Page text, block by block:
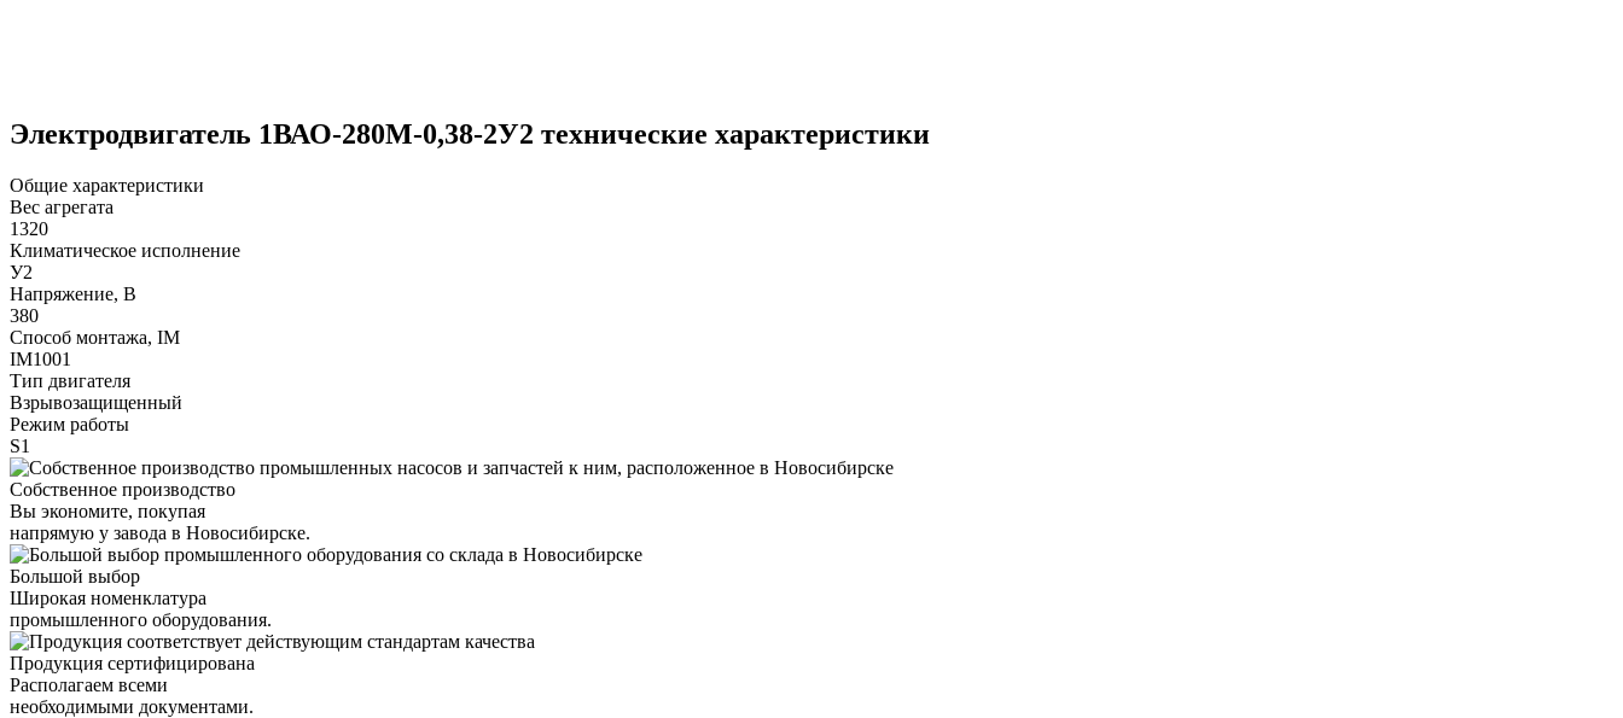
Электродвигатель 1ВАО-280М-0,38-2У2 технические характеристики
Общие характеристики
Вес агрегата
1320
Климатическое исполнение
У2
Напряжение, В
380
Способ монтажа, IM
IM1001
Тип двигателя
Взрывозащищенный
Режим работы
S1
Собственное производство
Вы экономите, покупая
напрямую у завода в Новосибирске.
Большой выбор
Широкая номенклатура
промышленного оборудования.
Продукция сертифицирована
Располагаем всеми
необходимыми документами.